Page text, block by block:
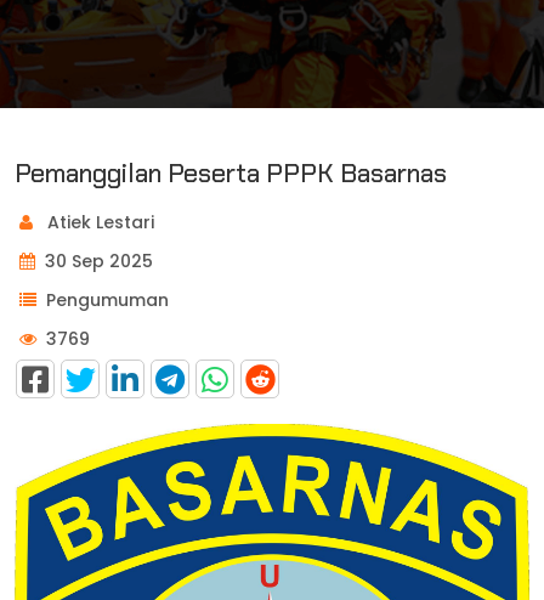
Pemanggilan Peserta PPPK Basarnas
Atiek Lestari
30 Sep 2025
Pengumuman
3769